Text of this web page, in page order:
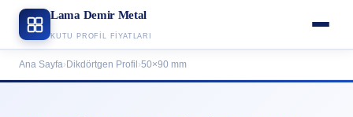
Lama Demir Metal
KUTU PROFIL FIYATLARI
Ana Sayfa› Dikdörtgen Profil ›50×90 mm